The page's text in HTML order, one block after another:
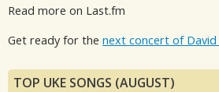
Read more on Last.fm
Get ready for the next concert of
TOP UKE SONGS (AUGUST)